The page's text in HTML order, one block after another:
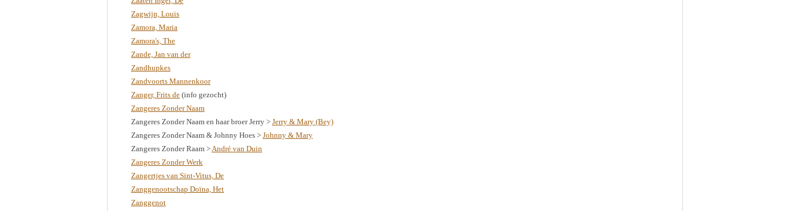
Zagwijn, Louis
Zamora, Maria
Zamora's, The
Zande, Jan van der
Zandhupkes
Zandvoorts Mannenkoor
Zanger, Frits de (info gezocht)
Zangeres Zonder Naam
Zangeres Zonder Naam en haar broer Jerry > Jerry & Mary (Bey)
Zangeres Zonder Naam & Johnny Hoes > Johnny & Mary
Zangeres Zonder Raam >André van Duin
Zangeres Zonder Werk
Zangertjes van Sint-Vitus, De
Zanggenootschap Doïna, Het
Zanggenot